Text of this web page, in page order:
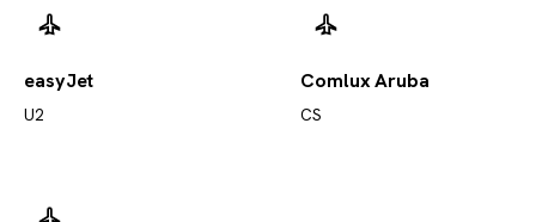
easyJet
U2
Comlux Aruba
CS